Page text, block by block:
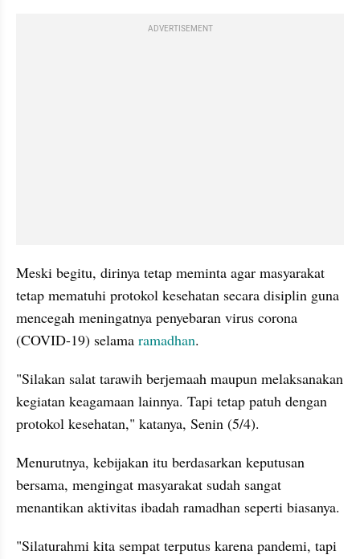
ADVERTISEMENT
Meski begitu, dirinya tetap meminta agar masyarakat
tetap mematuhi protokol kesehatan secara disiplin guna
mencegah meningatnya penyebaran virus corona
(COVID-19) selama ramadhan.
"Silakan salat tarawih berjemaah maupun melaksanakan
kegiatan keagamaan lainnya. Tapi tetap patuh dengan
protokol kesehatan," katanya, Senin (5/4).
Menurutnya, kebijakan itu berdasarkan keputusan
bersama, mengingat masyarakat sudah sangat
menantikan aktivitas ibadah ramadhan seperti biasanya.
"Silaturahmi kita sempat terputus karena pandemi, tapi